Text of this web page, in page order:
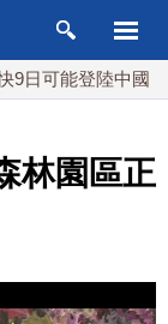
能登陸中國
林園區正